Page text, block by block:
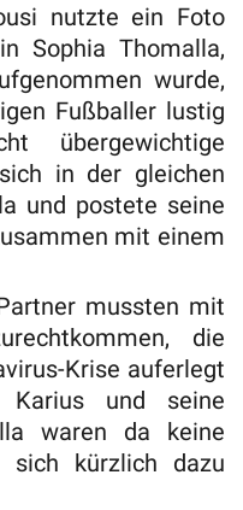
nutzte ein Foto
Sophia Thomalla,
wurde,
Fußballer lustig
übergewichtige
in der gleichen
und postete seine
mit einem
mussten mit
die
Krise auferlegt
Karius und seine
waren da keine
sich kürzlich dazu